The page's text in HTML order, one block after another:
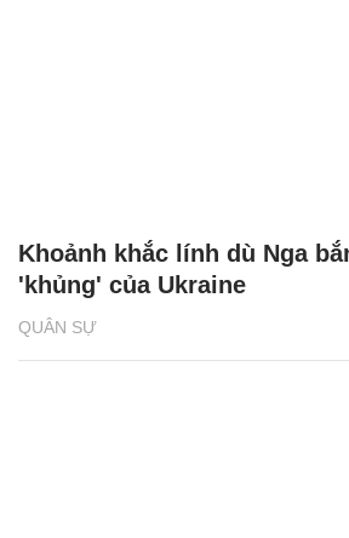
QUÂN SỰ
Khoảnh khắc lính dù Nga
'khủng' của Ukraine